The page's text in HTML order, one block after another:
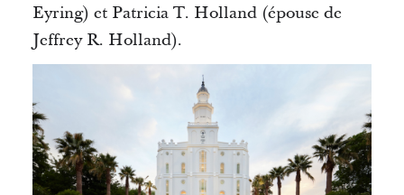
Eyring) et Patricia T. Holland (épouse de
Jeffrey R. Holland).